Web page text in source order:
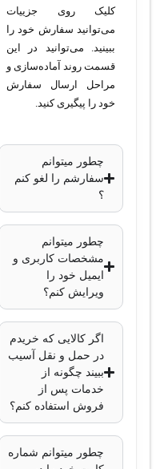
پردازنده:
QCA9531
با فرکانس 650MHz
حافظه رم: 64
مگابایت
16 مگابایت فلش
پورت‌ها:
5 عدد پورت
10/100Mbps
Ethernet
پورت شماره
PoE-out
برای تغذیه
دستگاه‌های
دیگر
کلیک روی جزییات
می‌توانید سفارش خود را
ببینید. می‌توانید در این
قسمت روند آماده‌سازی و
مراحل ارسال سفارش
خود را پیگیری کنید.
چطور میتوانم
سفارشم را لغو کنم
؟
چطور میتوانم
مشخصات کاربری و
ایمیل خود را
ویرایش کنم؟
اگر کالایی که خریدم
در حمل و نقل آسیب
ببیند چگونه از
خدمات پس از
فروش استفاده کنم؟
چطور میتوانم شماره